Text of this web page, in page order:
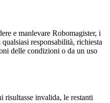
e manlevare Robomagister, i
responsabilità, richiesta
delle condizioni o da un uso
risultasse invalida, le restanti